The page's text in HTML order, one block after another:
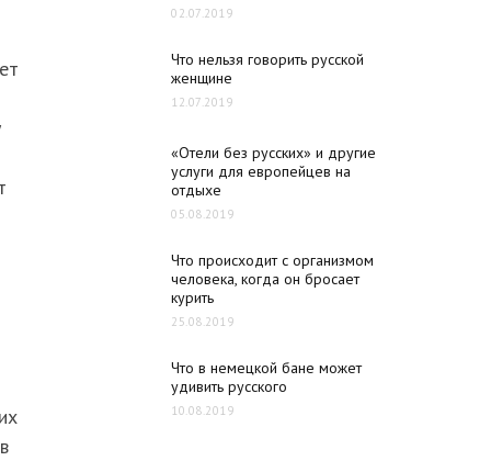
02.07.2019
Что нельзя говорить русской
женщине
12.07.2019
«Отели без русских» и другие
услуги для европейцев на
отдыхе
05.08.2019
Что происходит с организмом
человека, когда он бросает
курить
25.08.2019
Что в немецкой бане может
удивить русского
10.08.2019